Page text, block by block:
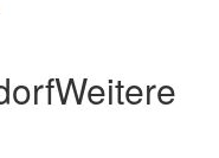
Weitere